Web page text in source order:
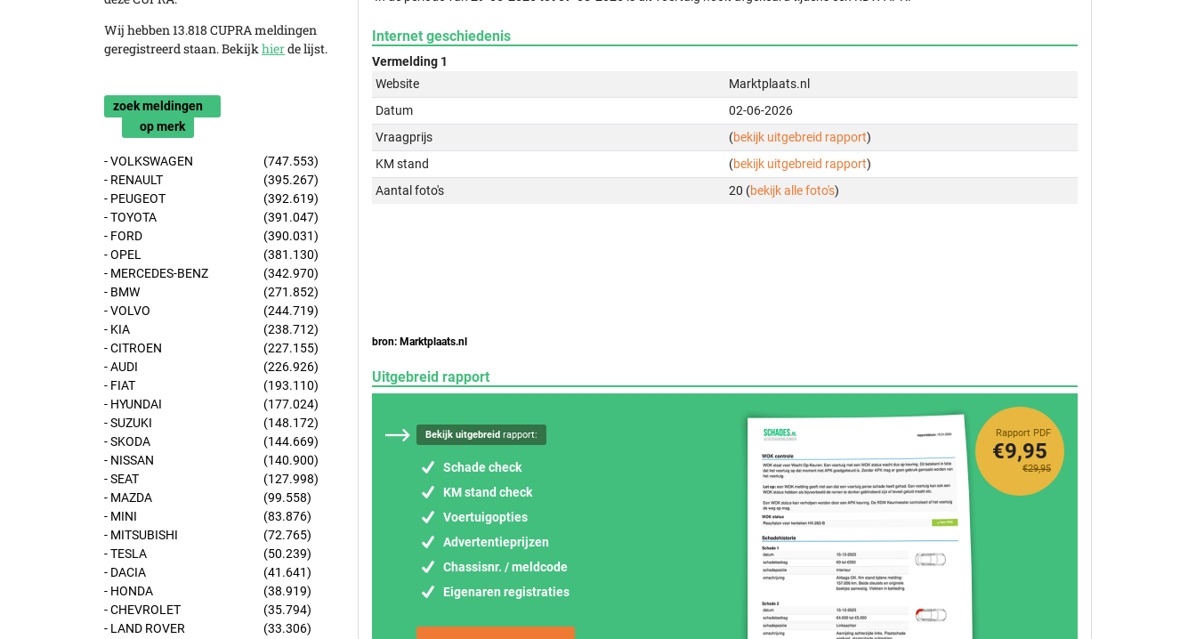
Wij hebben 13.818 CUPRA meldingen
geregistreerd staan. Bekijkhierde lijst.
zoek meldingen
op merk
- VOLKSWAGEN
(747.553)
- RENAULT
(395.267)
- PEUGEOT
(392.619)
- TOYOTA
(391.047)
- FORD
(390.031)
- OPEL
(381.130)
- MERCEDES-BENZ
(342.970)
- BMW
(271.852)
- VOLVO
(244.719)
- KIA
(238.712)
- CITROEN
(227.155)
- AUDI
(226.926)
- FIAT
(193.110)
- HYUNDAI
(177.024)
- SUZUKI
(148.172)
- SKODA
(144.669)
- NISSAN
(140.900)
- SEAT
(127.998)
- MAZDA
(99.558)
- MINI
(83.876)
- MITSUBISHI
(72.765)
- TESLA
(50.239)
- DACIA
(41.641)
- HONDA
(38.919)
- CHEVROLET
(35.794)
- LAND ROVER
(33.306)
Internet geschiedenis
Vermelding 1
Website
Marktplaats.nl
Datum
02-06-2026
Vraagprijs
(bekijk uitgebreid rapport)
KM stand
(bekijk uitgebreid rapport)
Aantal foto's
20 (bekijk alle foto's)
bron: Marktplaats.nl
Uitgebreid rapport
Bekijk uitgebreid rapport:
Schade check
KM stand check
Voertuigopties
Advertentieprijzen
Chassisnr. / meldcode
Eigenaren registraties
Rapport PDF
€29,95
€9,95